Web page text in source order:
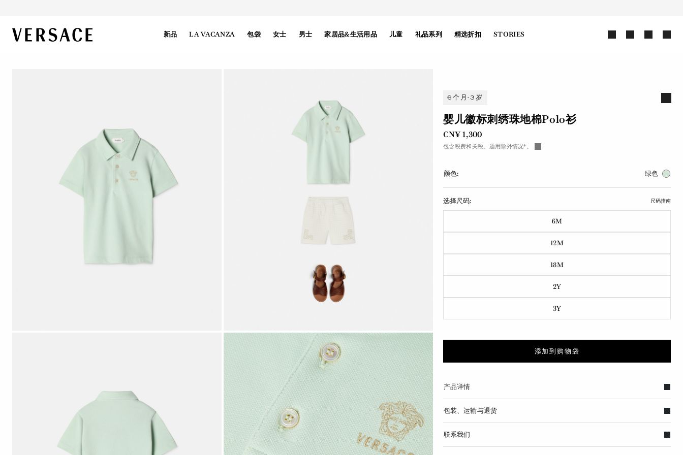
VERSACE | 主页 新品 LA VACANZA 包袋 女士 男士 家居品&生活用品 儿童 礼品系列 精选折扣 STORIES
6个月-3岁
婴儿徽标刺绣珠地棉Polo衫
CN¥ 1,300
包含税费和关税。适用除外情况*。
颜色: 绿色
选择尺码: 尺码指南
6M
12M
18M
2Y
3Y
添加到购物袋
产品详情
包装、运输与退货
联系我们